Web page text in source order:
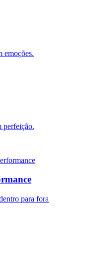
emoções.
perfeição.
para fora